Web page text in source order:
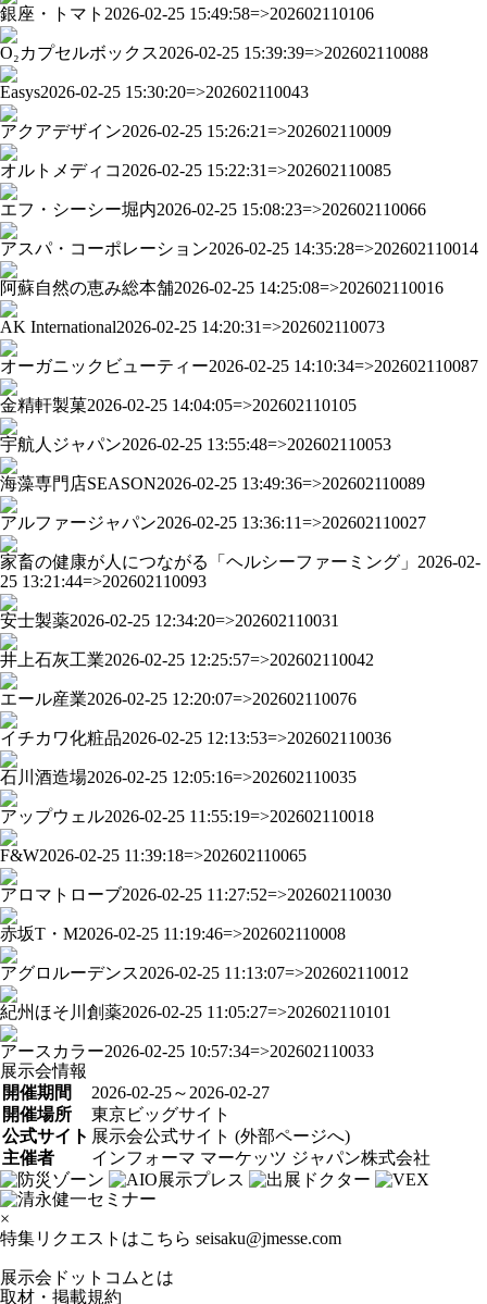
銀座・トマト 2026-02-25 15:49:58=>202602110106
O₂カプセルボックス2026-02-25 15:39:39=>202602110088
Easys2026-02-25 15:30:20=>202602110043
アクアデザイン2026-02-25 15:26:21=>202602110009
オルトメディコ 2026-02-25 15:22:31=>202602110085
エフ・シーシー堀内2026-02-25 15:08:23=>202602110066
アスパ・コーポレーション2026-02-25 14:35:28=>202602110014
阿蘇自然の恵み総本舗2026-02-25 14:25:08=>202602110016
AK International2026-02-25 14:20:31=>202602110073
オーガニックビューティー2026-02-25 14:10:34=>202602110087
金精軒製菓2026-02-25 14:04:05=>202602110105
宇航人ジャパン2026-02-25 13:55:48=>202602110053
海藻専門店SEASON2026-02-25 13:49:36=>202602110089
アルファージャパン2026-02-25 13:36:11=>202602110027
家畜の健康が人につながる「ヘルシーファーミング」 2026-02-
25 13:21:44=>202602110093
安士製薬2026-02-25 12:34:20=>202602110031
井上石灰工業2026-02-25 12:25:57=>202602110042
エール産業2026-02-25 12:20:07=>202602110076
イチカワ化粧品2026-02-25 12:13:53=>202602110036
石川酒造場2026-02-25 12:05:16=>202602110035
アップウェル2026-02-25 11:55:19=>202602110018
F&W2026-02-25 11:39:18=>202602110065
アロマトローブ2026-02-25 11:27:52=>202602110030
赤坂T・M2026-02-25 11:19:46=>202602110008
アグロルーデンス2026-02-25 11:13:07=>202602110012
紀州ほそ川創薬2026-02-25 11:05:27=>202602110101
アースカラー2026-02-25 10:57:34=>202602110033
展示会情報
開催期間
2026-02-25～2026-02-27
開催場所
東京ビッグサイト
公式サイト 展示会公式サイト (外部ページへ)
主催者
インフォーマ マーケッツ ジャパン株式会社
×
特集リクエストはこちら seisaku@jmesse.com
展示会ドットコムとは
取材・掲載規約